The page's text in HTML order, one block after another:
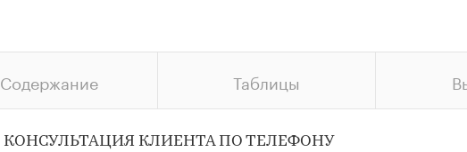
Содержание Таблицы
КОНСУЛЬТАЦИЯ КЛИЕНТА ПО ТЕЛЕФОНУ